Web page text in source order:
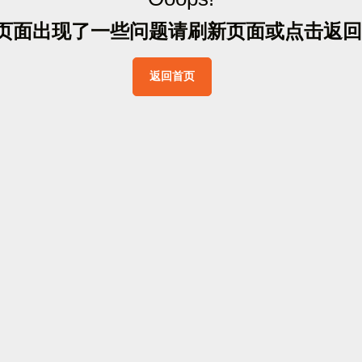
面出现了一些问题请刷新页面或点击返 回
返回首页